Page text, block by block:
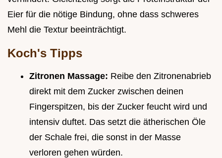
Eier für die nötige Bindung, ohne dass schweres
Mehl die Textur beeinträchtigt.
Koch's Tipps
Zitronen Massage: Reibe den Zitronenabrieb
direkt mit dem Zucker zwischen deinen
Fingerspitzen, bis der Zucker feucht wird und
intensiv duftet. Das setzt die ätherischen Öle
der Schale frei, die sonst in der Masse
verloren gehen würden.